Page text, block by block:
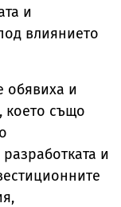
и
влиянието
обявиха и
което също
и